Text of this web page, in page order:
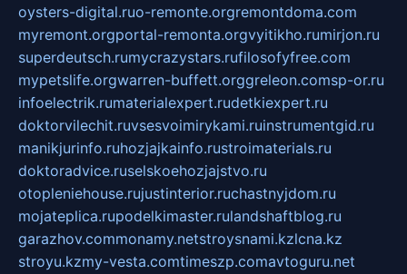
oysters-digital.ruo-remonte.orgremontdoma.com
myremont.orgportal-remonta.orgvyitikho.rumirjon.ru
superdeutsch.rumycrazystars.rufilosofyfree.com
mypetslife.orgwarren-buffett.orggreleon.comsp-or.ru
infoelectrik.rumaterialexpert.rudetkiexpert.ru
doktorvilechit.ruvsesvoimirykami.ruinstrumentgid.ru
manikjurinfo.ruhozjajkainfo.rustroimaterials.ru
doktoradvice.ruselskoehozjajstvo.ru
otopleniehouse.rujustinterior.ruchastnyjdom.ru
mojateplica.rupodelkimaster.rulandshaftblog.ru
garazhov.commonamy.netstroysnami.kzlcna.kz
stroyu.kzmy-vesta.comtimeszp.comavtoguru.net